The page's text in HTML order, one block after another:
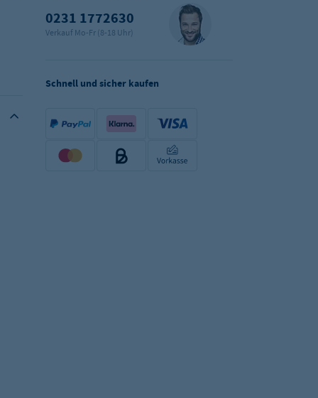
0231 1772630
Verkauf Mo-Fr (8-18 Uhr)
Schnell und sicher kaufen